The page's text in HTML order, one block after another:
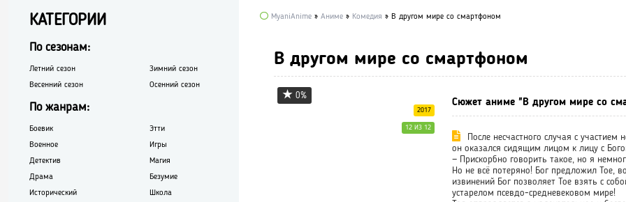
MyaniAnime » Аниме » Комедия » В другом мире со смартфоном
В другом мире со смартфоном
0%
2017
12 ИЗ 12
Сюжет аниме "В другом мире со
После несчастного случая с
он оказался сидящим лицом к лицу с
— Прискорбно говорить такое, но я
Но не всё потеряно! Бог предложил Тое,
извинений Бог позволяет Тое взять с
устарелом псевдо-средневековом мире!
КАТЕГОРИИ
По сезонам:
Летний сезон
Весенний сезон
Зимний сезон
Осенний сезон
По жанрам:
Боевик
Военное
Детектив
Драма
Исторический
Этти
Игры
Магия
Безумие
Школа